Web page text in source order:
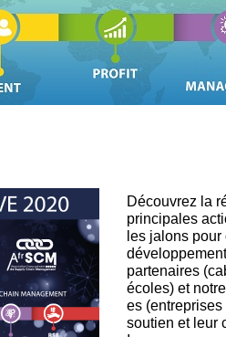
Découvrez la
principales
les jalons
partenaires
écoles) et
es
soutien et leur